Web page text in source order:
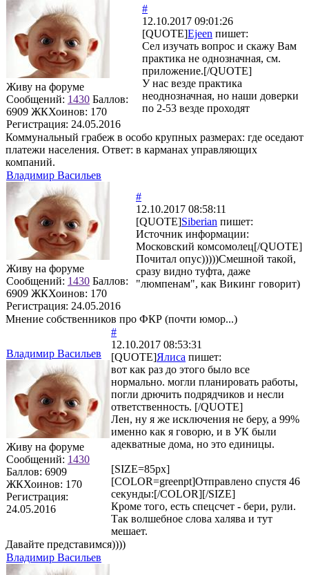
Живу на форуме
Сообщений: 1430 Баллов:
6909 ЖКХоинов: 170
Регистрация: 24.05.2016
#
12.10.2017 09:01:26
[QUOTE]Ejeen пишет:
Сел изучать вопрос и скажу Вам
практика не однозначная, см.
приложение.[/QUOTE]
У нас везде практика
неоднозначная, но наши доверки
по 2-53 везде проходят
Коммунальный грабеж в особо крупных размерах: где оседают
платежи населения. Ответ: в карманах управляющих
компаний.
Владимир Васильев
Живу на форуме
Сообщений: 1430 Баллов:
6909 ЖКХоинов: 170
Регистрация: 24.05.2016
#
12.10.2017 08:58:11
[QUOTE]Siberian пишет:
Источник информации:
Московский комсомолец[/QUOTE]
Почитал опус)))))Смешной такой,
сразу видно туфта, даже
"люмпенам", как Викинг говорит)
Мнение собственников про ФКР (почти юмор...)
Владимир Васильев
Живу на форуме
Сообщений: 1430
Баллов: 6909
ЖКХоинов: 170
Регистрация:
24.05.2016
#
12.10.2017 08:53:31
[QUOTE]Ялиса пишет:
вот как раз до этого было все
нормально. могли планировать работы,
погли дрючить подрядчиков и несли
ответственность. [/QUOTE]
Лен, ну я же исключения не беру, а 99%
именно как я говорю, и в УК были
адекватные дома, но это единицы.
[SIZE=85px]
[COLOR=greenpt]Отправлено спустя 46
секунды:[/COLOR][/SIZE]
Кроме того, есть спецсчет - бери, рули.
Так волшебное слова халява и тут
мешает.
Давайте представимся))))
Владимир Васильев